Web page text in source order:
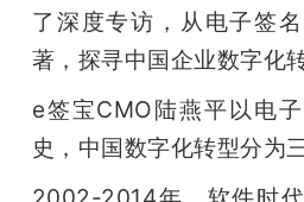
了深度专访，从电子签
著，探寻中国企业数字化
e签宝CMO陆燕平以电
史，中国数字化转型分为